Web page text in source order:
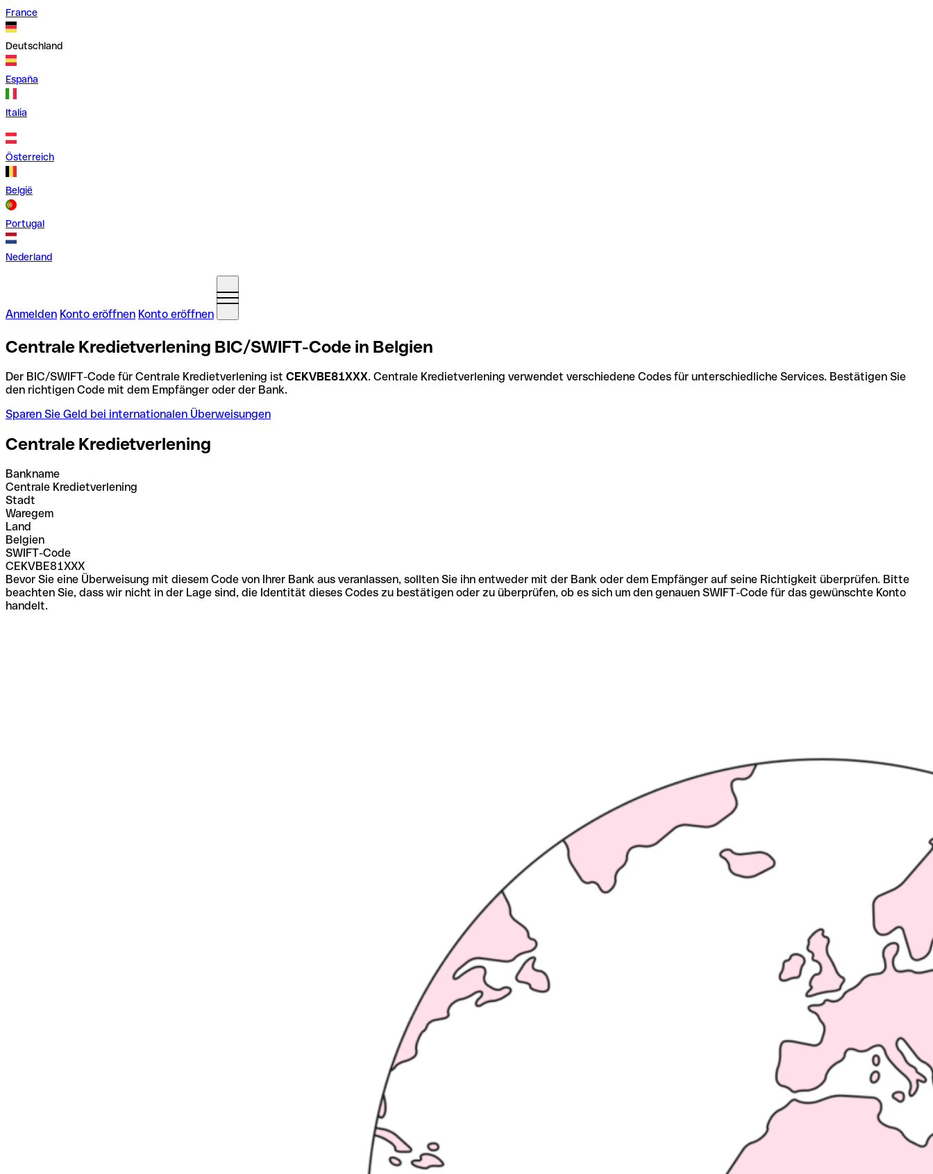
France
Deutschland
España
Italia
Österreich
België
Portugal
Nederland
Anmelden Konto eröffnen Konto eröffnen
Centrale Kredietverlening BIC/SWIFT-Code in Belgien
Der BIC/SWIFT-Code für Centrale Kredietverlening ist CEKVBE81XXX. Centrale Kredietverlening verwendet verschiedene Codes für unterschiedliche Services. Bestätigen Sie
den richtigen Code mit dem Empfänger oder der Bank.
Sparen Sie Geld bei internationalen Überweisungen
Centrale Kredietverlening
Bankname
Centrale Kredietverlening
Stadt
Waregem
Land
Belgien
SWIFT-Code
CEKVBE81XXX
Bevor Sie eine Überweisung mit diesem Code von Ihrer Bank aus veranlassen, sollten Sie ihn entweder mit der Bank oder dem Empfänger auf seine Richtigkeit überprüfen. Bitte
beachten Sie, dass wir nicht in der Lage sind, die Identität dieses Codes zu bestätigen oder zu überprüfen, ob es sich um den genauen SWIFT-Code für das gewünschte Konto
handelt.